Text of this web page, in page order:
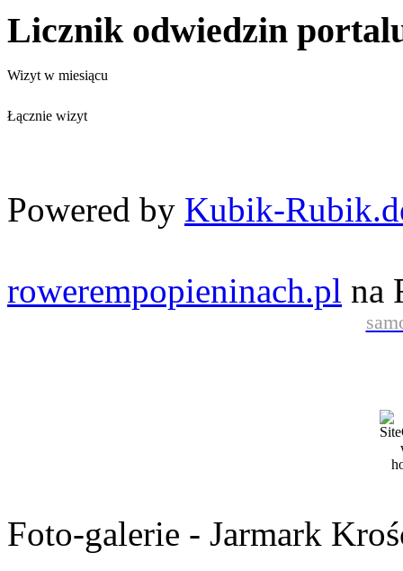
Licznik odwiedzin
Wizyt w miesiącu
Łącznie wizyt
Powered by Kubik-
rowerempopieninach.pl na
Foto-galerie - Jarmark